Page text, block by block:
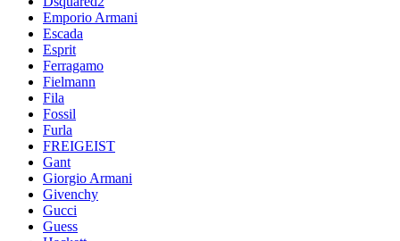
Emporio Armani
Escada
Esprit
Ferragamo
Fielmann
Fila
Fossil
Furla
FREIGEIST
Gant
Giorgio Armani
Givenchy
Gucci
Guess